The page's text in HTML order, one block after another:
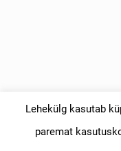
Lehekülg kasutab
paremat